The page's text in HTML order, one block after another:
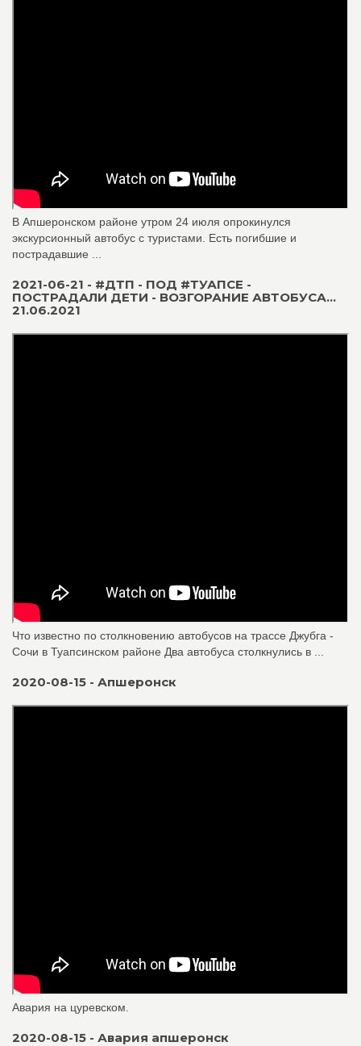
В Апшеронском районе утром 24 июля опрокинулся
экскурсионный автобус с туристами. Есть погибшие и
пострадавшие ...
2021-06-21 - #ДТП - ПОД #ТУАПСЕ -
ПОСТРАДАЛИ ДЕТИ - ВОЗГОРАНИЕ АВТОБУСА...
21.06.2021
Что известно по столкновению автобусов на трассе Джубга -
Сочи в Туапсинском районе Два автобуса столкнулись в ...
2020-08-15 - Апшеронск
Авария на цуревском.
2020-08-15 - Авария апшеронск